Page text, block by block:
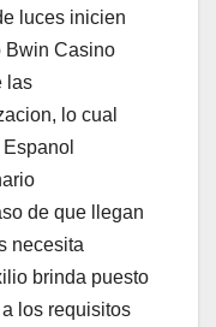
luces inicien
Bwin Casino
las
lo cual
de que llegan
necesita
brinda puesto
los requisitos